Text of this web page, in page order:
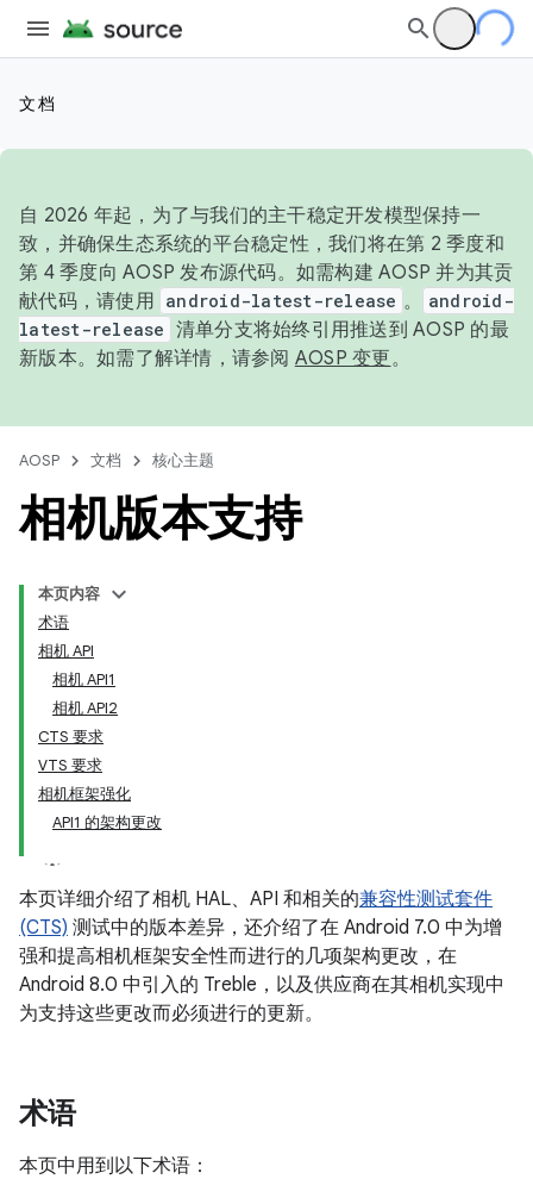
文档
自 2026 年起，为了与我们的主干稳定开发模型保持一
致，并确保生态系统的平台稳定性，我们将在第 2 季度和
第 4 季度向 AOSP 发布源代码。如需构建 AOSP 并为其贡
献代码，请使用 android-latest-release 。
android-
latest-release 清单分支将始终引用推送到 AOSP 的最
新版本。如需了解详情，请参阅 AOSP 变更。
AOSP 文档 核心主题
相机版本支持
本页内容
术语
相机 API
相机 API1
相机 API2
CTS 要求
VTS 要求
相机框架强化
API1 的架构更改
本页详细介绍了相机 HAL、API 和相关的兼容性测试套件
(CTS) 测试中的版本差异，还介绍了在 Android 7.0 中为增
强和提高相机框架安全性而进行的几项架构更改，在
Android 8.0 中引入的 Treble，以及供应商在其相机实现中
为支持这些更改而必须进行的更新。
术语
本页中用到以下术语：